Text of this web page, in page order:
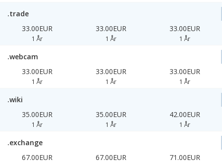
.trade
33.00EUR
1 År
33.00EUR
1 År
33.00EUR
1 År
.webcam
33.00EUR
1 År
33.00EUR
1 År
33.00EUR
1 År
.wiki
35.00EUR
1 År
35.00EUR
1 År
42.00EUR
1 År
.exchange
67.00EUR
67.00EUR 71.00EUR